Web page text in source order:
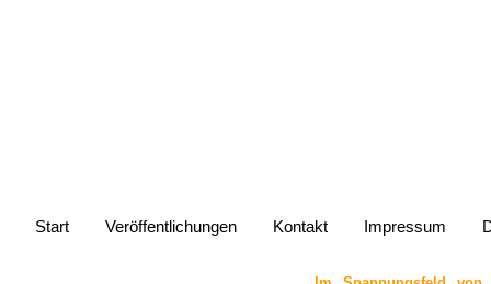
Start Veröffentlichungen Kontakt Impressum